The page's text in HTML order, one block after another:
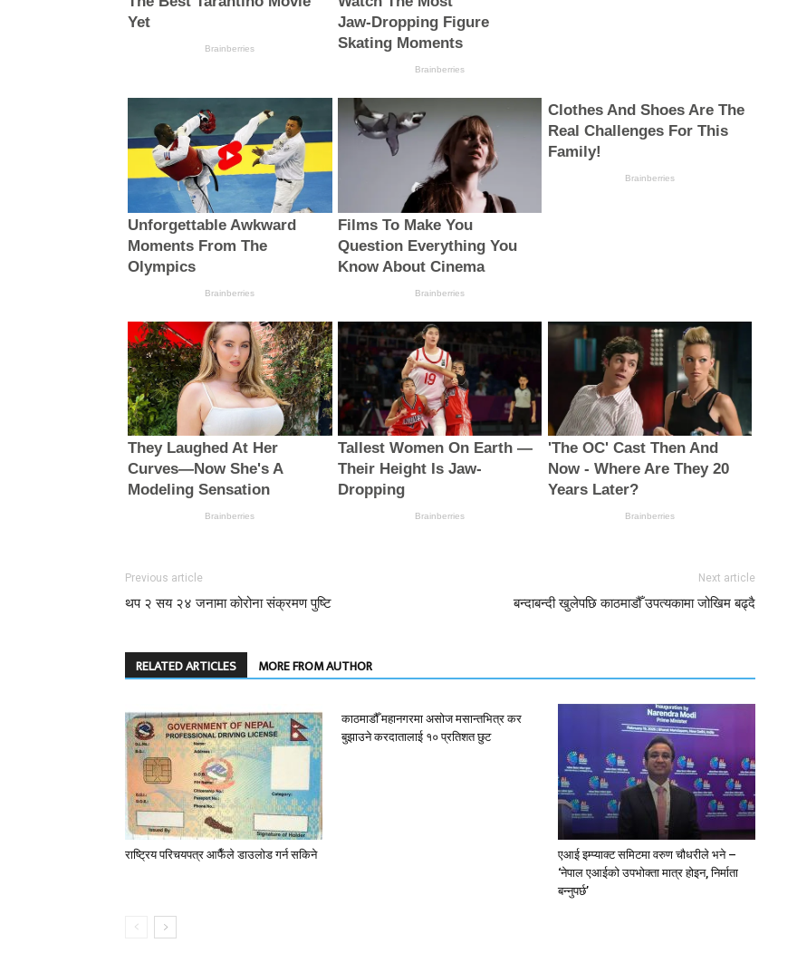
Previous article
थप २ सय २४ जनामा कोरोना संक्रमण पुष्टि
Next article
बन्दाबन्दी खुलेपछि काठमाडौँ उपत्यकामा जोखिम बढ्दै
RELATED ARTICLES MORE FROM AUTHOR
राष्ट्रिय परिचयपत्र आफैँले डाउलोड गर्न सकिने
काठमाडौँ महानगरमा असोज मसान्तभित्र कर
बुझाउने करदातालाई १० प्रतिशत छुट
एआई इम्प्याक्ट समिटमा वरुण चौधरीले भने –
‘नेपाल एआईको उपभोक्ता मात्र होइन, निर्माता
बन्नुपर्छ’